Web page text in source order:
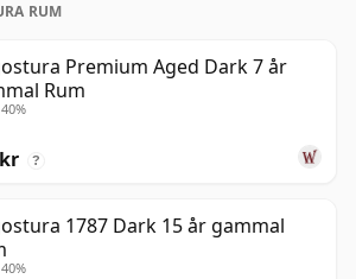
RUM
Premium Aged Dark 7 år
Rum
?
1787 Dark 15 år gammal